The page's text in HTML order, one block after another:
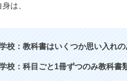
は、
校：教科書はいくつか思い入れ
校：科目ごと1冊ずつのみ教科書